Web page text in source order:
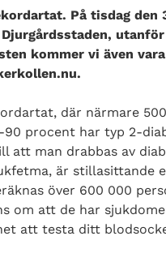
På tisdag den
kommer vi även
där närmare
procent har typ 2-
att man drabbas av
är stillasittande
över 600 000
om att de har
att testa ditt